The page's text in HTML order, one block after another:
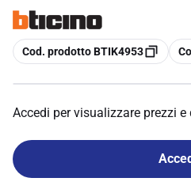
copia
Cod. prodotto BTIK4953
Accedi per visualizzare prezzi